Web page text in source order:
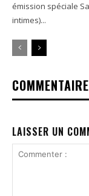
émission spéciale
intimes)...
LAISSER UN